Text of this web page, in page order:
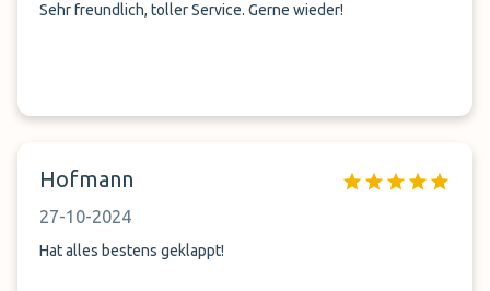
Sehr freundlich, toller Service. Gerne wieder!
Hofmann
27-10-2024
Hat alles bestens geklappt!